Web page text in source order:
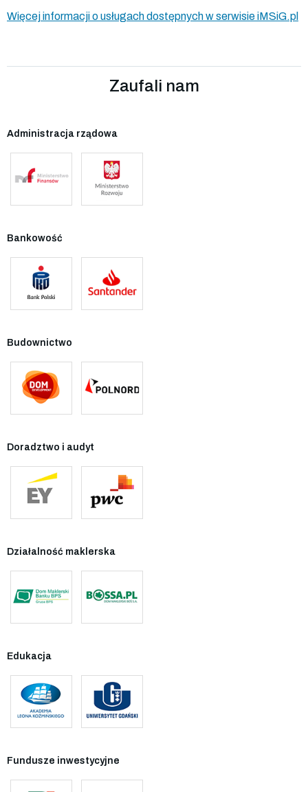
Więcej informacji o usługach dostępnych w serwisie iMSiG.pl
Zaufali nam
Administracja rządowa
Bankowość
Budownictwo
Doradztwo i audyt
Działalność maklerska
Edukacja
Fundusze inwestycyjne